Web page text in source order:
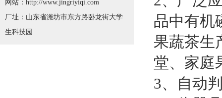
网站：http://www.jingriyiqi.com
厂址：山东省潍坊市东方路卧龙街大学
生科技园
品中有机
果蔬茶生
堂、家庭
3、自动